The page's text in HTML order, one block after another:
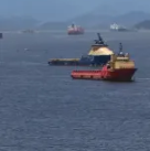
Entre os
moradores de
situação de
cobra ações
evitáveis,
medidas de